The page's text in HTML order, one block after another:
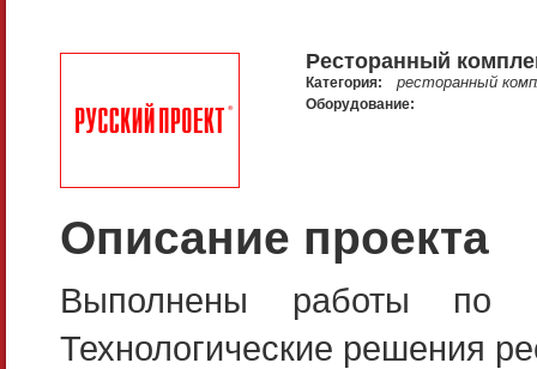
Ресторанный
Категория: ресторанный
Оборудование:
Описание проекта
Выполнены работы по
Технологические решения